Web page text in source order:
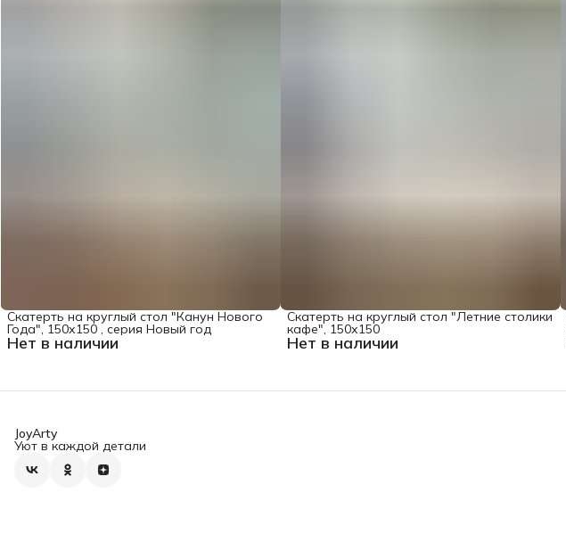
Нет в наличии
Скатерть на круглый стол "Канун Нового
Года", 150х150 , серия Новый год
Нет в наличии
Скатерть на круглый стол "Летние столики
кафе", 150х150
JoyArty
Уют в каждой детали